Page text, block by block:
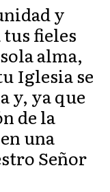
y
tus fieles
alma,
Iglesia se
y, ya que
de la
una
Señor